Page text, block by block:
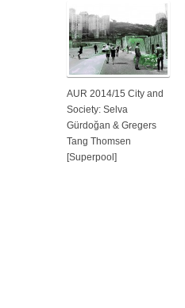
AUR 2014/15 City and
Society: Selva
Gürdoğan & Gregers
Tang Thomsen
[Superpool]